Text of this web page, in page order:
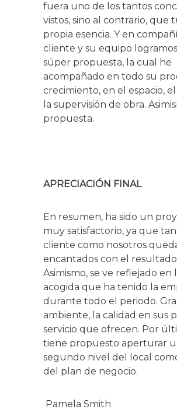
fuera uno de los tantos
vistos, sino al contrario, que
propia esencia. Y en
cliente y su equipo
súper propuesta, la cual he
acompañado en todo su
crecimiento, en el espacio,
la supervisión de obra.
propuesta.
APRECIACIÓN FINAL
En resumen, ha sido un
muy satisfactorio, ya que
cliente como nosotros
encantados con el
Asimismo, se ve reflejado en
acogida que ha tenido la
durante todo el periodo.
ambiente, la calidad en sus
servicio que ofrecen. Por
tiene propuesto aperturar
segundo nivel del local
del plan de negocio.
Pamela Smith